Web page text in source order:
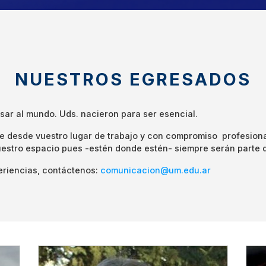
NUESTROS EGRESADOS
al mundo. Uds. nacieron para ser esencial.
desde vuestro lugar de trabajo y con compromiso
espacio pues -estén donde estén- siempre serán parte
contáctenos: comunicacion@um.edu.ar